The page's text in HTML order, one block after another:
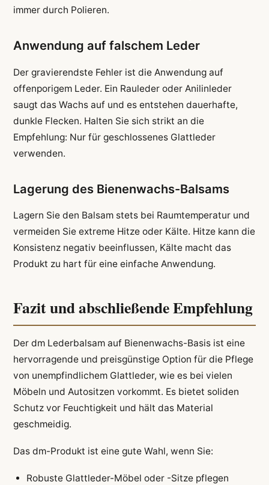
immer durch Polieren.
Anwendung auf falschem Leder
Der gravierendste Fehler ist die Anwendung auf
offenporigem Leder. Ein Rauleder oder Anilinleder
saugt das Wachs auf und es entstehen dauerhafte,
dunkle Flecken. Halten Sie sich strikt an die
Empfehlung: Nur für geschlossenes Glattleder
verwenden.
Lagerung des Bienenwachs-Balsams
Lagern Sie den Balsam stets bei Raumtemperatur und
vermeiden Sie extreme Hitze oder Kälte. Hitze kann die
Konsistenz negativ beeinflussen, Kälte macht das
Produkt zu hart für eine einfache Anwendung.
Fazit und abschließende Empfehlung
Der dm Lederbalsam auf Bienenwachs-Basis ist eine
hervorragende und preisgünstige Option für die Pflege
von unempfindlichem Glattleder, wie es bei vielen
Möbeln und Autositzen vorkommt. Es bietet soliden
Schutz vor Feuchtigkeit und hält das Material
geschmeidig.
Das dm-Produkt ist eine gute Wahl, wenn Sie:
Robuste Glattleder-Möbel oder -Sitze pflegen